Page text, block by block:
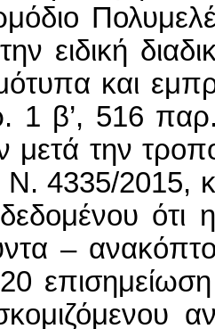
ειδική
και
1 β’, 516
μετά την
4335/2015,
ότι
–